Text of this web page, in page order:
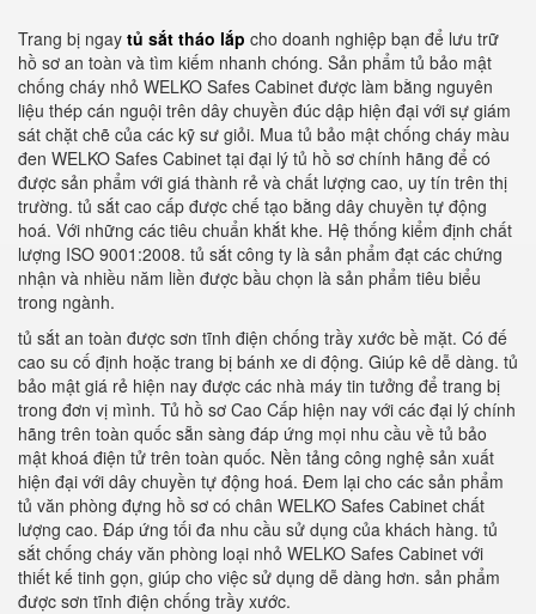
Trang bị ngay tủ sắt tháo lắp cho doanh nghiệp bạn để lưu trữ
hồ sơ an toàn và tìm kiếm nhanh chóng. Sản phẩm tủ bảo mật
chống cháy nhỏ WELKO Safes Cabinet được làm bằng nguyên
liệu thép cán nguội trên dây chuyền đúc dập hiện đại với sự giám
sát chặt chẽ của các kỹ sư giỏi. Mua tủ bảo mật chống cháy màu
đen WELKO Safes Cabinet tại đại lý tủ hồ sơ chính hãng để có
được sản phẩm với giá thành rẻ và chất lượng cao, uy tín trên thị
trường. tủ sắt cao cấp được chế tạo bằng dây chuyền tự động
hoá. Với những các tiêu chuẩn khắt khe. Hệ thống kiểm định chất
lượng ISO 9001:2008. tủ sắt công ty là sản phẩm đạt các chứng
nhận và nhiều năm liền được bầu chọn là sản phẩm tiêu biểu
trong ngành.
tủ sắt an toàn được sơn tĩnh điện chống trầy xước bề mặt. Có đế
cao su cố định hoặc trang bị bánh xe di động. Giúp kê dễ dàng. tủ
bảo mật giá rẻ hiện nay được các nhà máy tin tưởng để trang bị
trong đơn vị mình. Tủ hồ sơ Cao Cấp hiện nay với các đại lý chính
hãng trên toàn quốc sẵn sàng đáp ứng mọi nhu cầu về tủ bảo
mật khoá điện tử trên toàn quốc. Nền tảng công nghệ sản xuất
hiện đại với dây chuyền tự động hoá. Đem lại cho các sản phẩm
tủ văn phòng đựng hồ sơ có chân WELKO Safes Cabinet chất
lượng cao. Đáp ứng tối đa nhu cầu sử dụng của khách hàng. tủ
sắt chống cháy văn phòng loại nhỏ WELKO Safes Cabinet với
thiết kế tinh gọn, giúp cho việc sử dụng dễ dàng hơn. sản phẩm
được sơn tĩnh điện chống trầy xước.